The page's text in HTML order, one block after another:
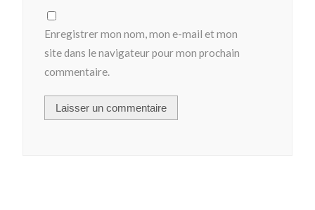
Enregistrer mon nom, mon e-mail et mon
site dans le navigateur pour mon prochain
commentaire.